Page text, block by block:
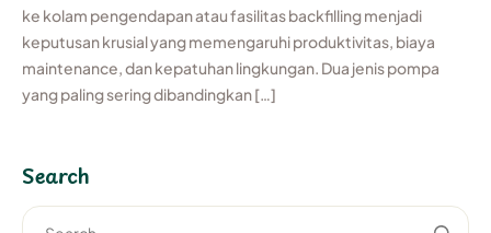
ke kolam pengendapan atau fasilitas backfilling menjadi
keputusan krusial yang memengaruhi produktivitas, biaya
maintenance, dan kepatuhan lingkungan. Dua jenis pompa
yang paling sering dibandingkan […]
Search